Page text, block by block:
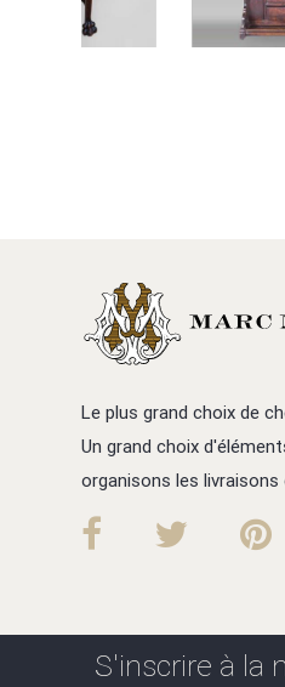
Le plus grand choix de
Un grand choix
organisons les livraisons
S'inscrire à la